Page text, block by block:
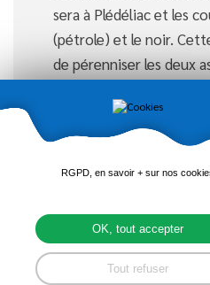
sera à Plédéliac et les
(pétrole) et le noir.
de pérenniser les deux
poursuivre le travail
Jeunes Hunaudaye.
L'assemblée
17 juin à 11h à la
, elle aura pour
Si vous désirez vous
Sébastien Briens au
RGPD, en savoir + sur nos
OK, tout accepter
Tout refuser